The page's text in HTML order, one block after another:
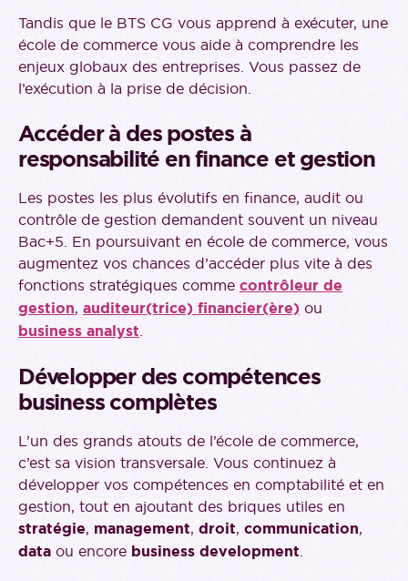
Tandis que le BTS CG vous apprend à exécuter, une
école de commerce vous aide à comprendre les
enjeux globaux des entreprises. Vous passez de
l’exécution à la prise de décision.
Accéder à des postes à
responsabilité en finance et gestion
Les postes les plus évolutifs en finance, audit ou
contrôle de gestion demandent souvent un niveau
Bac+5. En poursuivant en école de commerce, vous
augmentez vos chances d’accéder plus vite à des
fonctions stratégiques comme contrôleur de
gestion, auditeur(trice) financier(ère) ou
business analyst
Développer des compétences
business complètes
L’un des grands atouts de l’école de commerce,
c’est sa vision transversale. Vous continuez à
développer vos compétences en comptabilité et en
gestion, tout en ajoutant des briques utiles en
stratégie, management, droit, communication,
data ou encore business development